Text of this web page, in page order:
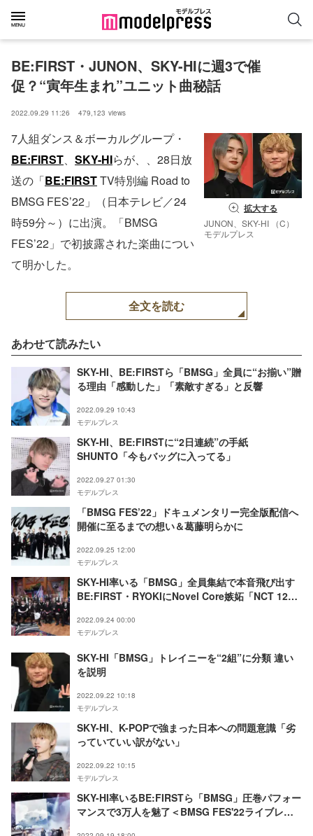
BE:FIRST・JUNON、SKY-HIに週3で催
促？“寅年生まれ”ユニット曲秘話
2022.09.29 11:26 479,123 views
拡大する
JUNON、SKY-HI （C）
モデルプレス
7人組ダンス＆ボーカルグループ・
BE:FIRST、 SKY-HIらが、、28日放
送の「BE:FIRSTTV特別編 Road to
BMSG FES’22」（日本テレビ／24
時59分～）に出演。「BMSG
FES’22」で初披露された楽曲につい
て明かした。
全文を読む
あわせて読みたい
SKY-HI、BE:FIRSTら「BMSG」全員に“お揃い”贈
る理由「感動した」「素敵すぎる」と反響
2022.09.29 10:43
モデルプレス
SKY-HI、BE:FIRSTに“2日連続”の手紙
SHUNTO「今もバッグに入ってる」
2022.09.27 01:30
モデルプレス
「BMSG FES’22」ドキュメンタリー完全版配信へ
開催に至るまでの想い＆葛藤明らかに
2022.09.25 12:00
モデルプレス
SKY-HI率いる「BMSG」全員集結で本音飛び出す
BE:FIRST・RYOKIにNovel Core嫉妬「NCT 127
2022.09.24 00:00
モデルプレス
SKY-HI「BMSG」トレイニーを“2組”に分類 違い
を説明
2022.09.22 10:18
モデルプレス
SKY-HI、K-POPで強まった日本への問題意識「劣
っていていい訳がない」
2022.09.22 10:15
モデルプレス
SKY-HI率いるBE:FIRSTら「BMSG」圧巻パフォー
マンスで3万人を魅了＜BMSG FES'22ライブレポ